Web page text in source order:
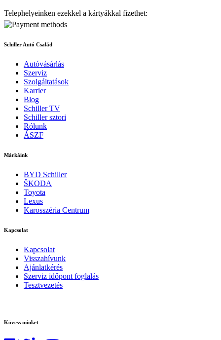
Telephelyeinken ezekkel a kártyákkal fizethet:
Schiller Autó Család
Autóvásárlás
Szerviz
Szolgáltatások
Karrier
Blog
Schiller TV
Schiller sztori
Rólunk
ÁSZF
Márkáink
BYD Schiller
ŠKODA
Toyota
Lexus
Karosszéria Centrum
Kapcsolat
Kapcsolat
Visszahívunk
Ajánlatkérés
Szerviz időpont foglalás
Tesztvezetés
Kövess minket